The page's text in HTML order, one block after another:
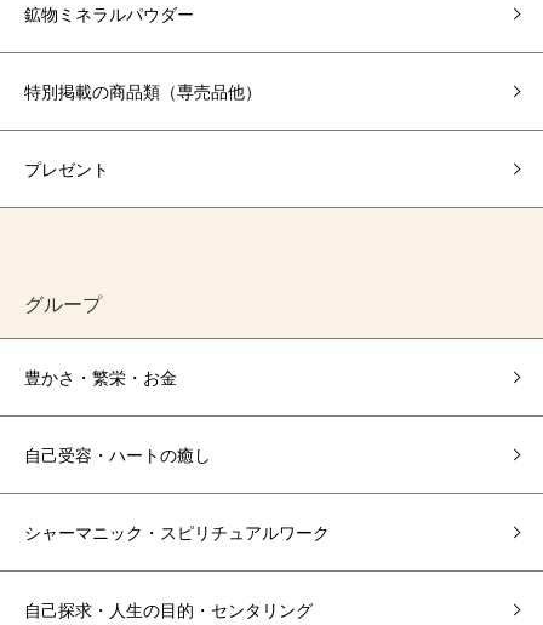
鉱物ミネラルパウダー
特別掲載の商品類（専売品他）
プレゼント
グループ
豊かさ・繁栄・お金
自己受容・ハートの癒し
シャーマニック・スピリチュアルワーク
自己探求・人生の目的・センタリング